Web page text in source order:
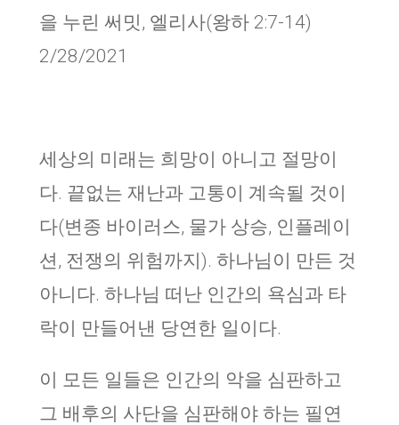
을 누린 써밋, 엘리사(왕하 2:7-14)
2/28/2021
세상의 미래는 희망이 아니고 절망이
다. 끝없는 재난과 고통이 계속될 것이
다(변종 바이러스, 물가 상승, 인플레이
션, 전쟁의 위험까지). 하나님이 만든 것
아니다. 하나님 떠난 인간의 욕심과 타
락이 만들어낸 당연한 일이다.
이 모든 일들은 인간의 악을 심판하고
그 배후의 사단을 심판해야 하는 필연